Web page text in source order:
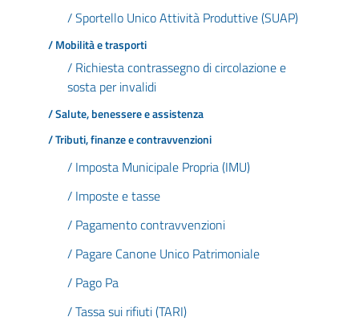
/ Sportello Unico Attività Produttive (SUAP)
/ Mobilità e trasporti
/ Richiesta contrassegno di circolazione e
sosta per invalidi
/ Salute, benessere e assistenza
/ Tributi, finanze e contravvenzioni
/ Imposta Municipale Propria (IMU)
/ Imposte e tasse
/ Pagamento contravvenzioni
/ Pagare Canone Unico Patrimoniale
/ Pago Pa
/ Tassa sui rifiuti (TARI)